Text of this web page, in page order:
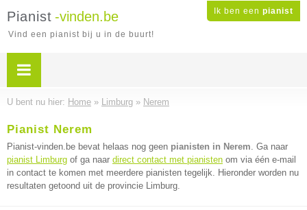
Ik ben een pianist
Pianist -vinden.be
Vind een pianist bij u in de buurt!
U bent nu hier: Home » Limburg » Nerem
Pianist Nerem
Pianist-vinden.be bevat helaas nog geen pianisten in Nerem. Ga naar
pianist Limburg of ga naar direct contact met pianisten om via één e-mail
in contact te komen met meerdere pianisten tegelijk. Hieronder worden nu
resultaten getoond uit de provincie Limburg.